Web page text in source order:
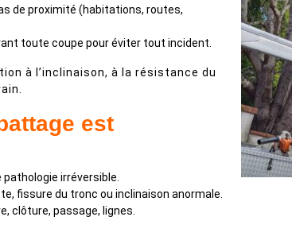
de proximité (habitations, routes,
toute coupe pour éviter tout incident.
à l’inclinaison, à la résistance du
est
irréversible.
fissure du tronc ou inclinaison anormale.
clôture, passage, lignes.